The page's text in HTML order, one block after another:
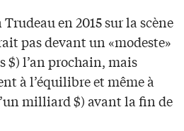
en 2015 sur la scène
pas devant un «modeste»
$) l’an prochain, mais
à l’équilibre et même à
milliard $) avant la fin de